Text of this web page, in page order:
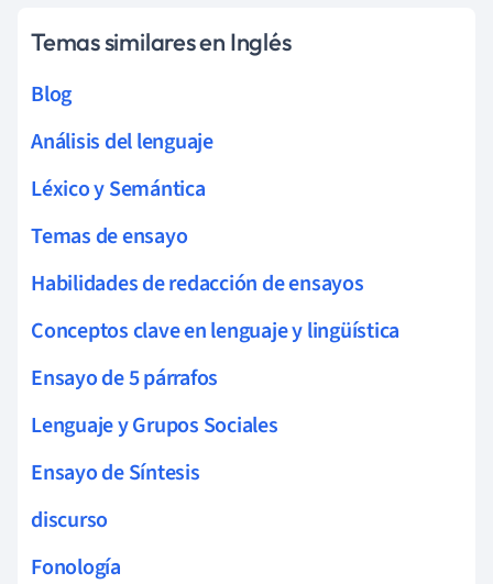
Temas similares en Inglés
Blog
Análisis del lenguaje
Léxico y Semántica
Temas de ensayo
Habilidades de redacción de ensayos
Conceptos clave en lenguaje y lingüística
Ensayo de 5 párrafos
Lenguaje y Grupos Sociales
Ensayo de Síntesis
discurso
Fonología